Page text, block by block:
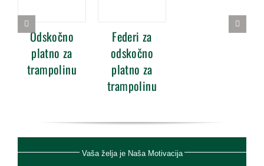
Odskočno
platno za
trampolinu
Federi za
odskočno
platno za
trampolinu
Vaša želja je Naša Motivacija